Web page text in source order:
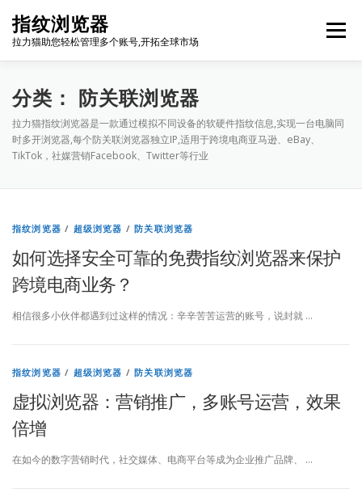
content
指纹浏览器
拉力猫助您轻松管理多个账号,开拓全球市场
Menu
博客首页 套餐价格 使用教程
联系我们 免费注册 账号登录
分类： 防关联浏览器
拉力猫指纹浏览器是一款通过模拟不同设备的软硬件指纹信息,实现一台电脑同
时多开浏览器,每个防关联浏览器独立IP,适用于跨境电商亚马逊、eBay、
TikTok，社媒营销Facebook、Twitter等行业
指纹浏览器 / 超级浏览器 /防关联浏览器
如何选择安全可靠的免费指纹浏览器来保护
跨境电商业务？
相信很多小伙伴都遇到过这样的情况：辛辛苦苦运营的账号，说封就 …
指纹浏览器 / 超级浏览器 /防关联浏览器
虚拟浏览器：营销推广，多账号运营，效果
倍增
在如今的数字营销时代，社交媒体、电商平台等成为企业推广品牌、 …